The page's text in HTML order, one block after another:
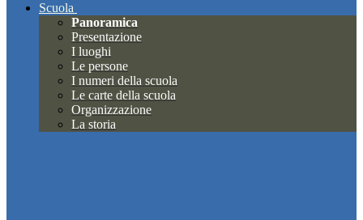
Scuola
Panoramica
Presentazione
I luoghi
Le persone
I numeri della scuola
Le carte della scuola
Organizzazione
La storia